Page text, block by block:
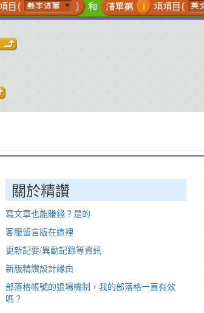
關於精讚
寫文章也能賺錢？是的
客服留言版在這裡
更新記要/異動記錄等資訊
新版精讚設計緣由
部落格帳號的退場機制，我的部落格一直有效
嗎？